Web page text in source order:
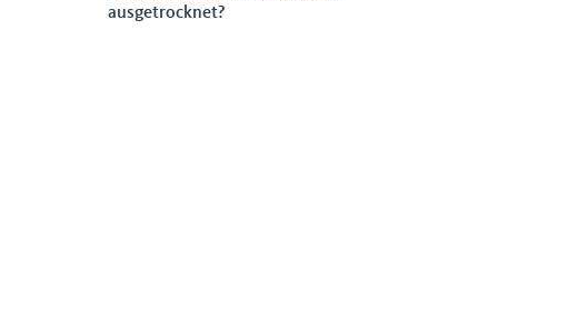
ausgetrocknet?